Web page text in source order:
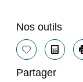
Nos outils
Sélectionner
Partager